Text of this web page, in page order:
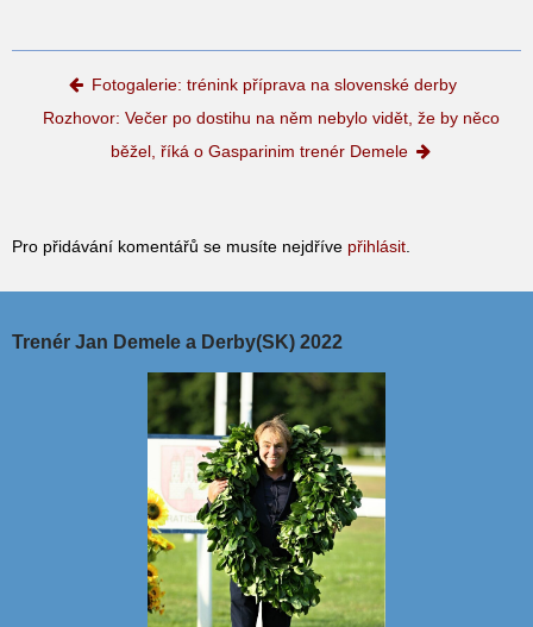
Post navigation
Fotogalerie: trénink příprava na slovenské derby
Rozhovor: Večer po dostihu na něm nebylo vidět, že by něco
běžel, říká o Gasparinim trenér Demele
Pro přidávání komentářů se musíte nejdříve přihlásit
Trenér Jan Demele a Derby(SK) 2022